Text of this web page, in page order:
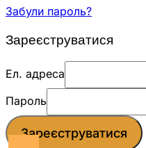
Забули пароль?
Зареєструватися
Ел. адреса
Пароль
Зареєструватися